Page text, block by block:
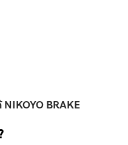
BRAKE